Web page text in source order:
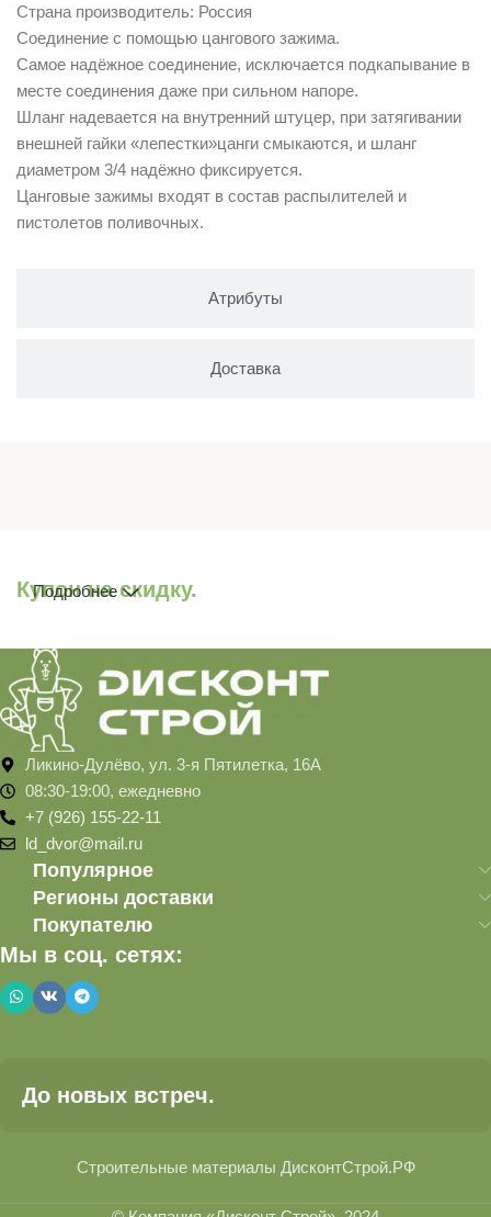
Атрибуты
Доставка
Страна производитель: Россия
Соединение с помощью цангового зажима.
Самое надёжное соединение, исключается подкапывание в
месте соединения даже при сильном напоре.
Шланг надевается на внутренний штуцер, при затягивании
внешней гайки «лепестки»цанги смыкаются, и шланг
диаметром 3/4 надёжно фиксируется.
Цанговые зажимы входят в состав распылителей и
пистолетов поливочных.
Купон на скидку.
Подробнее
Ликино-Дулёво, ул. 3-я Пятилетка, 16А
08:30-19:00, ежедневно
+7 (926) 155-22-11
ld_dvor@mail.ru
Популярное
Регионы доставки
Покупателю
Мы в соц. сетях:
До новых встреч.
Строительные материалы ДисконтСтрой.РФ